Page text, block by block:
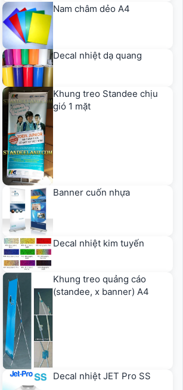
Nam châm dẻo A4
Decal nhiệt dạ quang
Khung treo Standee chịu
gió 1 mặt
Banner cuốn nhựa
Decal nhiệt kim tuyến
Khung treo quảng cáo
(standee, x banner) A4
Decal nhiệt JET Pro SS